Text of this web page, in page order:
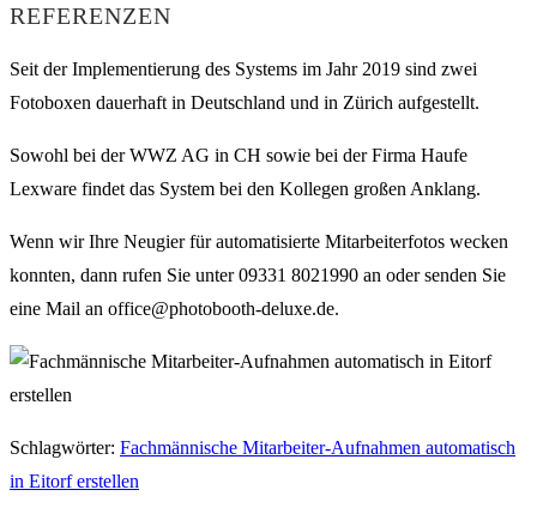
REFERENZEN
Seit der Implementierung des Systems im Jahr 2019 sind zwei
Fotoboxen dauerhaft in Deutschland und in Zürich aufgestellt.
Sowohl bei der WWZ AG in CH sowie bei der Firma Haufe
Lexware findet das System bei den Kollegen großen Anklang.
Wenn wir Ihre Neugier für automatisierte Mitarbeiterfotos wecken
konnten, dann rufen Sie unter 09331 8021990 an oder senden Sie
eine Mail an office@photobooth-deluxe.de.
Schlagwörter: Fachmännische Mitarbeiter-Aufnahmen automatisch
in Eitorf erstellen